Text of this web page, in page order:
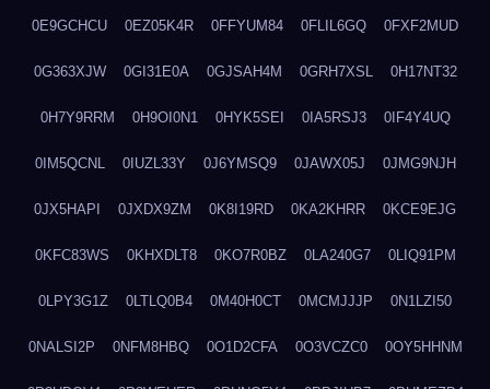
0E9GCHCU 0EZ05K4R 0FFYUM84 0FLIL6GQ 0FXF2MUD
0G363XJW 0GI31E0A 0GJSAH4M 0GRH7XSL 0H17NT32
0H7Y9RRM 0H9OI0N1 0HYK5SEI 0IA5RSJ3 0IF4Y4UQ
0IM5QCNL 0IUZL33Y 0J6YMSQ9 0JAWX05J 0JMG9NJH
0JX5HAPI 0JXDX9ZM 0K8I19RD 0KA2KHRR 0KCE9EJG
0KFC83WS 0KHXDLT8 0KO7R0BZ 0LA240G7 0LIQ91PM
0LPY3G1Z 0LTLQ0B4 0M40H0CT 0MCMJJJP 0N1LZI50
0NALSI2P 0NFM8HBQ 0O1D2CFA 0O3VCZC0 0OY5HHNM